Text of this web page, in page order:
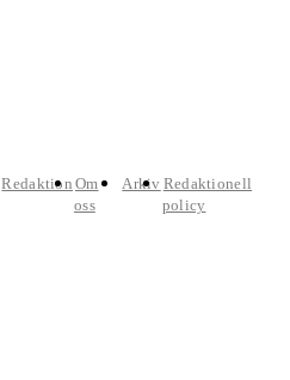
Redaktion Om
oss
Arkiv Redaktionell
policy